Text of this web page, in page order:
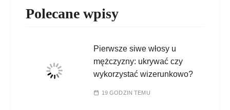
Polecane wpisy
Pierwsze siwe włosy u
mężczyzny: ukrywać czy
wykorzystać wizerunkowo?
19 GODZIN TEMU